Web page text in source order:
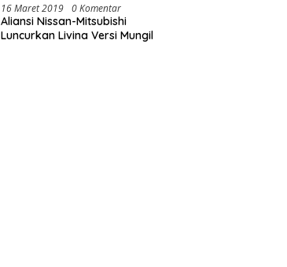
16 Maret 2019 0 Komentar
Aliansi Nissan-Mitsubishi
Luncurkan Livina Versi Mungil